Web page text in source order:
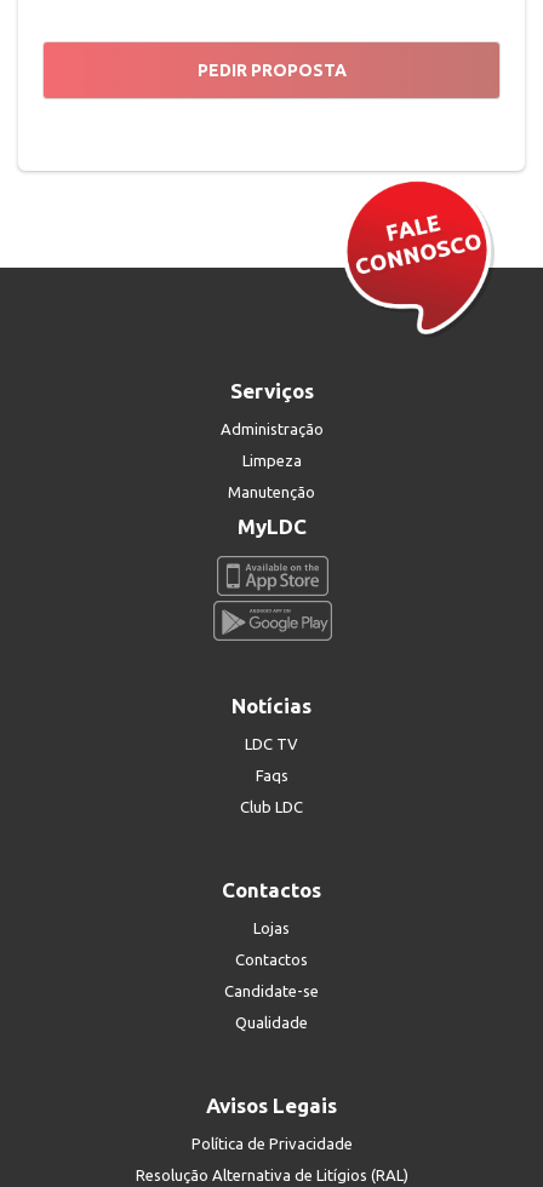
Serviços
Administração
Limpeza
Manutenção
MyLDC
Notícias
LDC TV
Faqs
Club LDC
Contactos
Lojas
Contactos
Candidate-se
Qualidade
Avisos Legais
Política de Privacidade
Resolução Alternativa de Litígios (RAL)